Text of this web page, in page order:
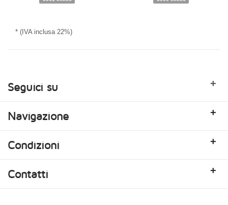
* (IVA inclusa 22%)
Seguici su +
Navigazione +
Condizioni +
Contatti +